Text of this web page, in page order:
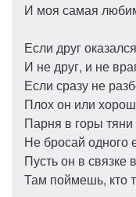
И моя самая
Если друг
И не друг, и не
Если сразу не
Плох он или
Парня в горы тяни
Не бросай одного
Пусть он в связке
Там поймешь, кто